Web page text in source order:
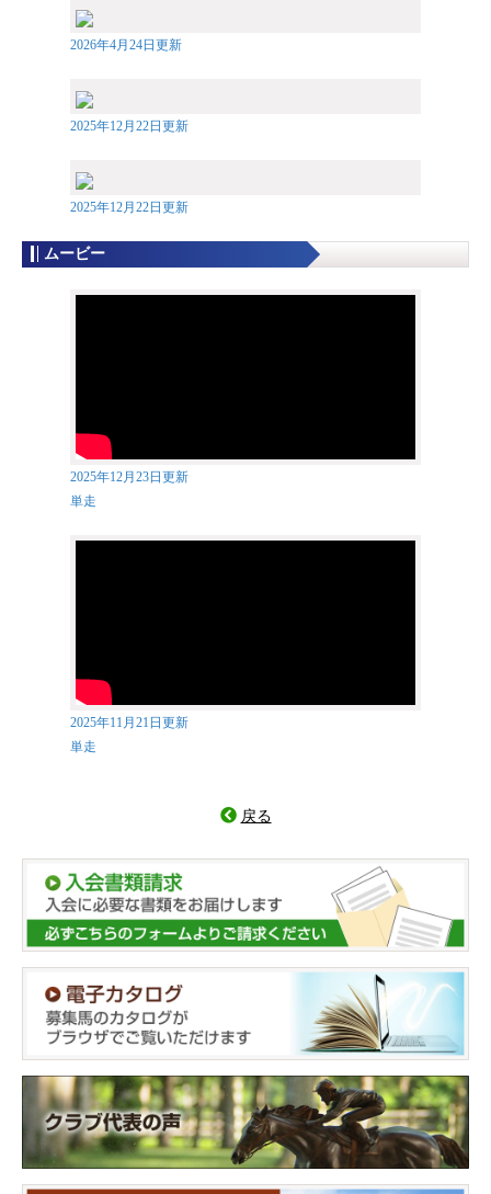
2026年4月24日更新
2025年12月22日更新
2025年12月22日更新
ムービー
2025年12月23日更新
単走
2025年11月21日更新
単走
戻る